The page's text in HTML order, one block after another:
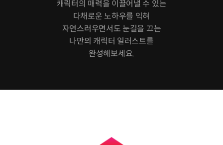
캐릭터의 매력을 이끌어낼 수 있는
다채로운 노하우를 익혀
자연스러우면서도 눈길을 끄는
나만의 캐릭터 일러스트를
완성해보세요.